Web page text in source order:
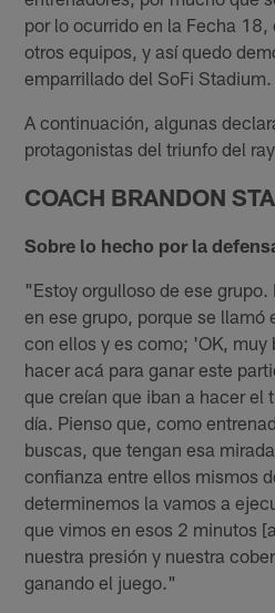
por lo ocurrido en la Fecha
otros equipos, y así quedo
emparrillado del SoFi Stadium.
A continuación, algunas
protagonistas del triunfo del
COACH BRANDON
Sobre lo hecho por la
"Estoy orgulloso de ese
en ese grupo, porque se llamó
con ellos y es como; 'OK, muy
hacer acá para ganar este
que creían que iban a hacer el
día. Pienso que, como
buscas, que tengan esa
confianza entre ellos mismos
determinemos la vamos a
que vimos en esos 2 minutos
nuestra presión y nuestra
ganando el juego."